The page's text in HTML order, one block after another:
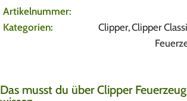
Artikelnummer:
Kategorien:
Clipper,Clipper
Das musst du über Clipper